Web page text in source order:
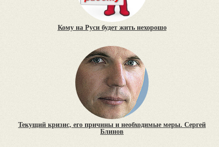
Кому на Руси будет жить нехорошо
Текущий кризис, его причины и необходимые меры. Сергей
Блинов